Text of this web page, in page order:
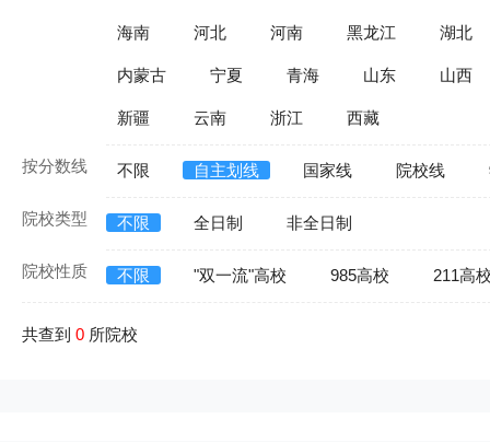
海南 河北 河南 黑龙江 湖北
内蒙古 宁夏 青海 山东 山西
新疆 云南 浙江 西藏
按分数线 不限 自主划线 国家线 院校线
院校类型 不限 全日制 非全日制
院校性质 不限 "双一流"高校 985高校 211高
共查到 0 所院校